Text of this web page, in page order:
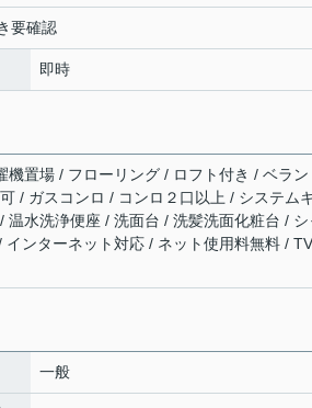
要確認
即時
置場 / フローリング / ロフト付き / ベラン
/ ガスコンロ / コンロ２口以上 / システム
水洗浄便座 / 洗面台 / 洗髪洗面化粧台 / シ
ンターネット対応 / ネット使用料無料 /
一般